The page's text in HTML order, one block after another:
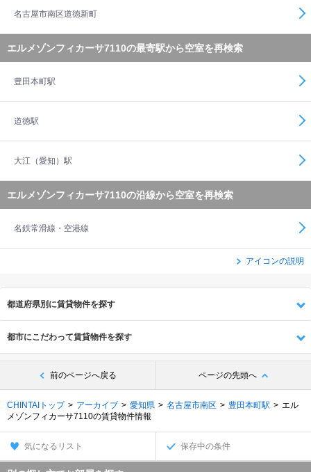
名古屋市南区道徳新町
エルメゾンフィカーサ7110の最寄駅から空室を再検索
豊田本町駅
道徳駅
大江（愛知）駅
エルメゾンフィカーサ7110の沿線から空室を再検索
名鉄常滑線・空港線
アイコンの説明
都道府県別に賃貸物件を探す
都市にこだわって賃貸物件を探す
前のページへ戻る ページの先頭へ
CHINTAIトップ アーカイブ 愛知県 名古屋市南区 豊田本町駅
エル
メゾンフィカーサ7110の賃貸物件情報
気になるリスト 保存中の条件